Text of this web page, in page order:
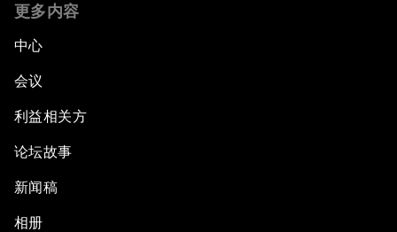
更多内容
中心
会议
利益相关方
论坛故事
新闻稿
相册